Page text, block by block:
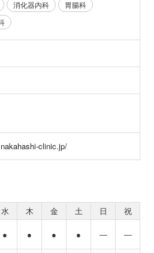
消化器内科
胃腸科
clinic.jp/
水 木 金 土 日
祝
● ● ● ● ― ―